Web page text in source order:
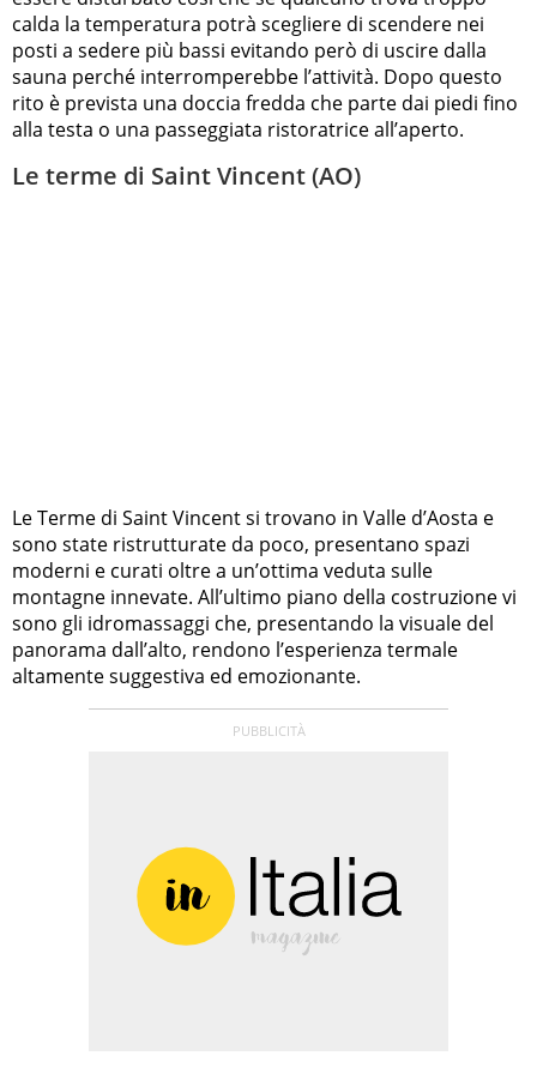
calda la temperatura potrà scegliere di scendere nei
posti a sedere più bassi evitando però di uscire dalla
sauna perché interromperebbe l’attività. Dopo questo
rito è prevista una doccia fredda che parte dai piedi fino
alla testa o una passeggiata ristoratrice all’aperto.
Le terme di Saint Vincent (AO)
Le Terme di Saint Vincent si trovano in Valle d’Aosta e
sono state ristrutturate da poco, presentano spazi
moderni e curati oltre a un’ottima veduta sulle
montagne innevate. All’ultimo piano della costruzione vi
sono gli idromassaggi che, presentando la visuale del
panorama dall’alto, rendono l’esperienza termale
altamente suggestiva ed emozionante.